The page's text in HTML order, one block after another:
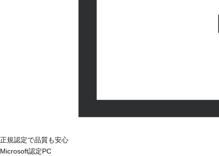
正規認定で品質も安心
Microsoft認定PC